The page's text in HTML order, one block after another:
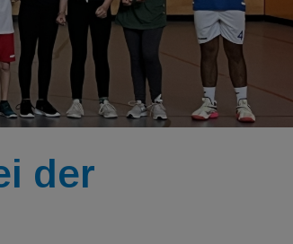
der